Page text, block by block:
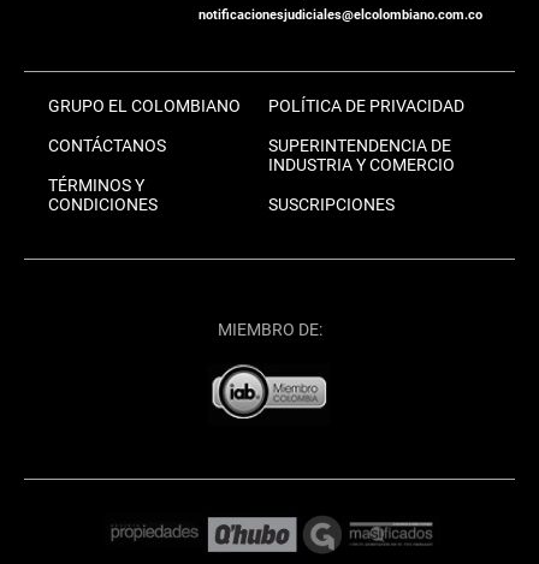
notificacionesjudiciales@elcolombiano.com.co
GRUPO EL COLOMBIANO
CONTÁCTANOS
TÉRMINOS Y
CONDICIONES
POLÍTICA DE PRIVACIDAD
SUPERINTENDENCIA DE
INDUSTRIA Y COMERCIO
SUSCRIPCIONES
MIEMBRO DE: